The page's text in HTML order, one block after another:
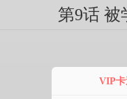
第9话 被
VIP卡